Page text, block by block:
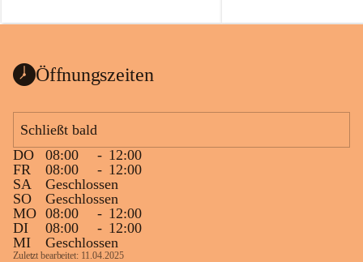
Öffnungszeiten
Schließt bald
DO
08:00 - 12:00
FR
08:00 - 12:00
SA
Geschlossen
SO
Geschlossen
MO 08:00 - 12:00
DI
08:00 - 12:00
MI
Geschlossen
Zuletzt bearbeitet: 11.04.2025